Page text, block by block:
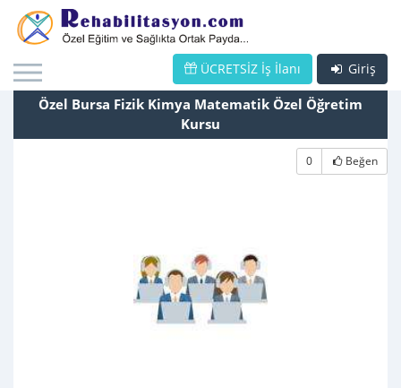
Giriş
ÜCRETSİZ İş İlanı
Özel Bursa Fizik Kimya Matematik Özel Öğretim
Kursu
0 Beğen